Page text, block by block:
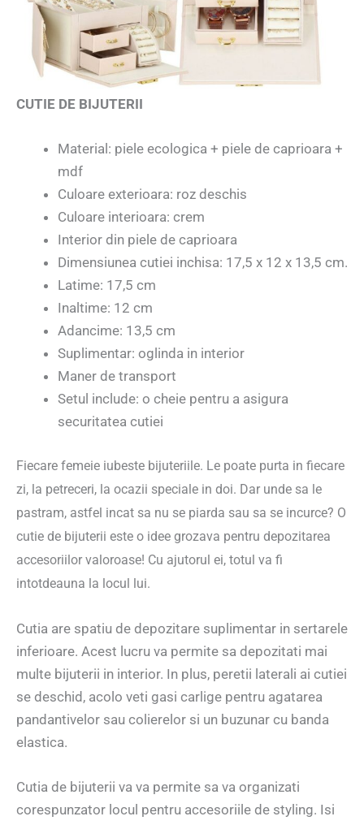
CUTIE DE BIJUTERII
Material: piele ecologica + piele de caprioara +
mdf
Culoare exterioara: roz deschis
Culoare interioara: crem
Interior din piele de caprioara
Dimensiunea cutiei inchisa: 17,5 x 12 x 13,5 cm.
Latime: 17,5 cm
Inaltime: 12 cm
Adancime: 13,5 cm
Suplimentar: oglinda in interior
Maner de transport
Setul include: o cheie pentru a asigura
securitatea cutiei
Fiecare femeie iubeste bijuteriile. Le poate purta in fiecare
zi, la petreceri, la ocazii speciale in doi. Dar unde sa le
pastram, astfel incat sa nu se piarda sau sa se incurce? O
cutie de bijuterii este o idee grozava pentru depozitarea
accesoriilor valoroase! Cu ajutorul ei, totul va fi
intotdeauna la locul lui.
Cutia are spatiu de depozitare suplimentar in sertarele
inferioare. Acest lucru va permite sa depozitati mai
multe bijuterii in interior. In plus, peretii laterali ai cutiei
se deschid, acolo veti gasi carlige pentru agatarea
pandantivelor sau colierelor si un buzunar cu banda
elastica.
Cutia de bijuterii va va permite sa va organizati
corespunzator locul pentru accesoriile de styling. Isi